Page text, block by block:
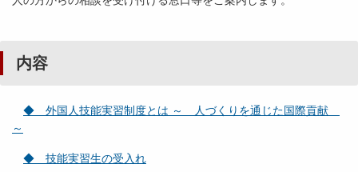
内容
◆ 外国人技能実習制度とは ～ 人づくりを通じた国際貢献
～
◆ 技能実習生の受入れ